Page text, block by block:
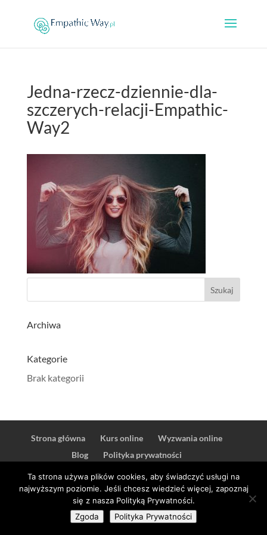
Jedna-rzecz-dziennie-dla-
szczerych-relacji-Empathic-
Way2
Archiwa
Kategorie
Brak kategorii
Strona główna Kurs online
Wyzwania online
Blog
Polityka prywatności
© 2021 Empathic Way
Ta strona używa plików cookies, aby świadczyć usługi na
najwyższym poziomie. Jeśli chcesz wiedzieć więcej, zapoznaj
się z nasza Polityką Prywatności.
Zgoda
Polityka Prywatności